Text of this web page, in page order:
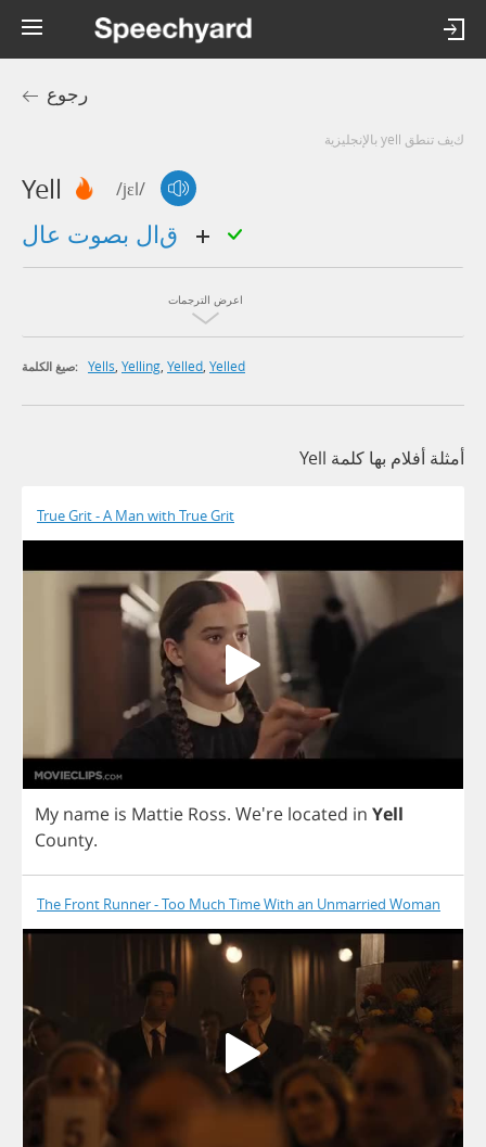
رجوع
كيف تنطق yell بالإنجليزية
Yell /jɛl/
اعرض الترجمات
صيغ الكلمة: Yells, Yelling, Yelled, Yelled
أمثلة أفلام بها كلمة Yell
True Grit - A Man with True Grit
My name is Mattie Ross. We're located in Yell
County.
The Front Runner - Too Much Time With an Unmarried Woman